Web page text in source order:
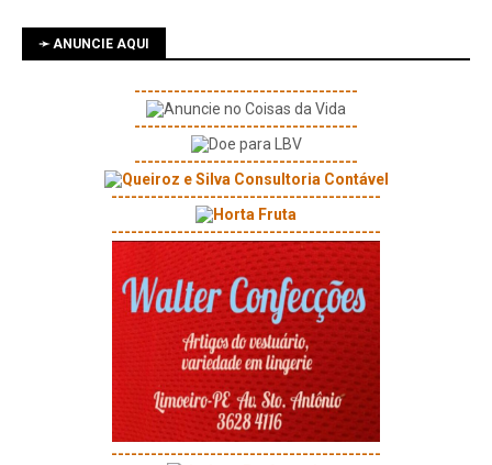
➛ ANUNCIE AQUI
----------------------------------
----------------------------------
----------------------------------
-----------------------------------------
-----------------------------------------
-----------------------------------------